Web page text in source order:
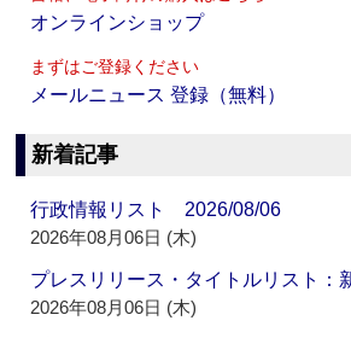
オンラインショップ
まずはご登録ください
メールニュース 登録（無料）
新着記事
行政情報リスト 2026/08/06
2026年08月06日 (木)
プレスリリース・タイトルリスト
2026年08月06日 (木)